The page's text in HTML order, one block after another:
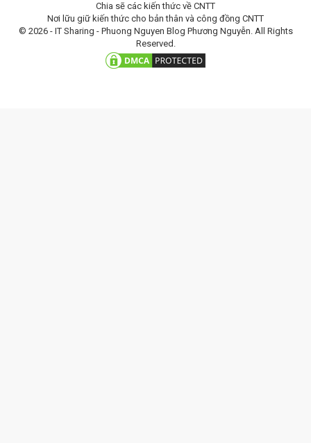
Chia sẽ các kiến thức về CNTT
Nơi lữu giữ kiến thức cho bản thân và công đồng CNTT
© 2026 - IT Sharing - Phuong Nguyen Blog Phương Nguyễn. All Rights
Reserved.